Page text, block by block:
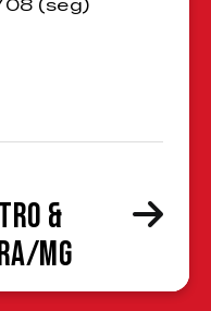
(seg)
&
MG